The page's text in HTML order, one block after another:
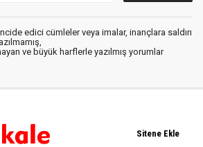
edici cümleler veya imalar, inançlara saldırı
ve büyük harflerle yazılmış yorumlar